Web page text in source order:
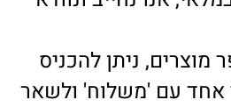
מוצרים, ניתן להכניס
אחד עם 'משלוח' ולשאר